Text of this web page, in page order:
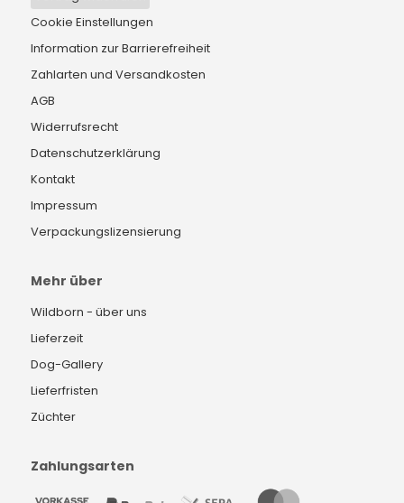
Cookie Einstellungen
Information zur Barrierefreiheit
Zahlarten und Versandkosten
AGB
Widerrufsrecht
Datenschutzerklärung
Kontakt
Impressum
Verpackungslizensierung
Mehr über
Wildborn - über uns
Lieferzeit
Dog-Gallery
Lieferfristen
Züchter
Zahlungsarten